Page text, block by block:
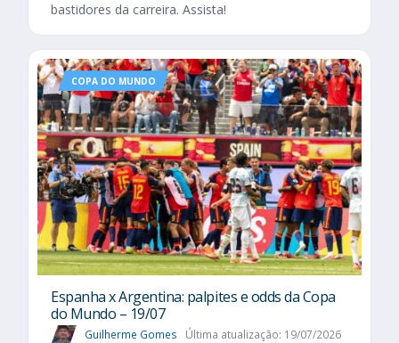
bastidores da carreira. Assista!
COPA DO MUNDO
Espanha x Argentina: palpites e odds da Copa
do Mundo – 19/07
Guilherme Gomes Última atualização: 19/07/2026